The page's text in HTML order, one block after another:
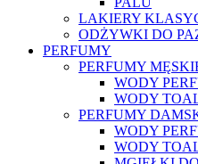
LAKIERY
ODŻYWKI DO
PERFUMY
PERFUMY
WODY
WODY
PERFUMY
WODY
WODY